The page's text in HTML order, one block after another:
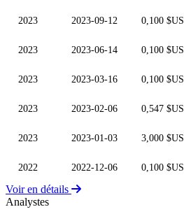
2023 2023-09-12 0,100 $US
2023 2023-06-14 0,100 $US
2023 2023-03-16 0,100 $US
2023 2023-02-06 0,547 $US
2023 2023-01-03 3,000 $US
2022 2022-12-06 0,100 $US
Voir en détails
Analystes